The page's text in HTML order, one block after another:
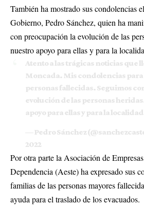
También ha mostrado sus condolencias
Gobierno, Pedro Sánchez, quien ha
con preocupación la evolución de las
nuestro apoyo para ellas y para la
Atento a las trágicas noticias que
Moncada. Mis condolencias para
personas fallecidas. Seguimos
evolución de las personas
apoyo para ellas y para la
— Pedro Sánchez
2022
Por otra parte la Asociación de
Dependencia (Aeste) ha expresado sus
familias de las personas mayores
ayuda para el traslado de los evacuados.